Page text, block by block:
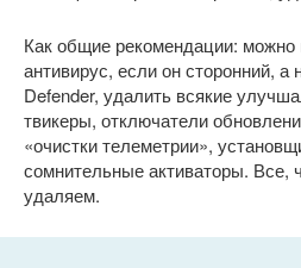
Как общие рекомендации: можно
антивирус, если он сторонний,
Defender, удалить всякие
твикеры, отключатели
«очистки телеметрии»,
сомнительные активаторы. Все,
удаляем.